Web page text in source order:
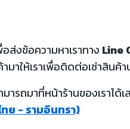
อส่งข้อความหาเราทาง Line
าให้เราเพื่อติดต่อเช่าสินค้า
รถมาที่หน้าร้านของเราได้เ
ย - รามอินทรา)